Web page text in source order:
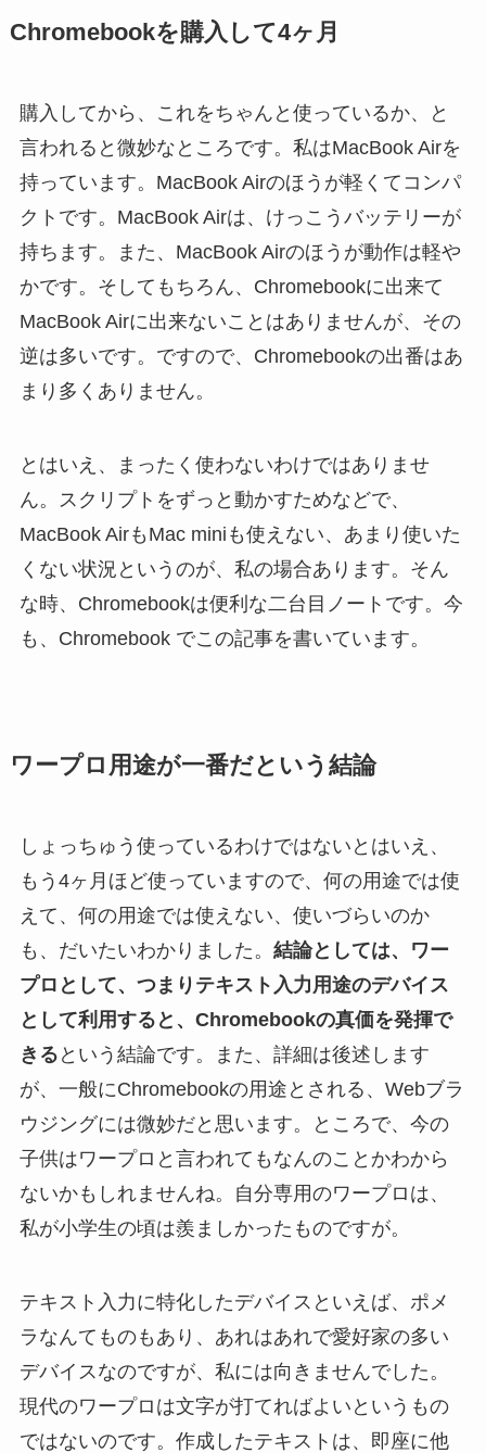
Chromebookを購入して4ヶ月
購入してから、これをちゃんと使っているか、と
言われると微妙なところです。私はMacBook Airを
持っています。MacBook Airのほうが軽くてコンパ
クトです。MacBook Airは、けっこうバッテリーが
持ちます。また、MacBook Airのほうが動作は軽や
かです。そしてもちろん、Chromebookに出来て
MacBook Airに出来ないことはありませんが、その
逆は多いです。ですので、Chromebookの出番はあ
まり多くありません。
とはいえ、まったく使わないわけではありませ
ん。スクリプトをずっと動かすためなどで、
MacBook AirもMac miniも使えない、あまり使いた
くない状況というのが、私の場合あります。そん
な時、Chromebookは便利な二台目ノートです。今
も、Chromebook でこの記事を書いています。
ワープロ用途が一番だという結論
しょっちゅう使っているわけではないとはいえ、
もう4ヶ月ほど使っていますので、何の用途では使
えて、何の用途では使えない、使いづらいのか
も、だいたいわかりました。 結論としては、ワー
プロとして、つまりテキスト入力用途のデバイス
として利用すると、Chromebookの真価を発揮で
きる という結論です。また、詳細は後述します
が、一般にChromebookの用途とされる、Webブラ
ウジングには微妙だと思います。ところで、今の
子供はワープロと言われてもなんのことかわから
ないかもしれませんね。自分専用のワープロは、
私が小学生の頃は羨ましかったものですが。
テキスト入力に特化したデバイスといえば、ポメ
ラなんてものもあり、あれはあれで愛好家の多い
デバイスなのですが、私には向きませんでした。
現代のワープロは文字が打てればよいというもの
ではないのです。作成したテキストは、即座に他